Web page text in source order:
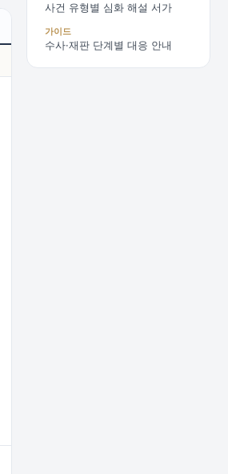
사건 유형별 심화 해설 서가
가이드
수사·재판 단계별 대응 안내